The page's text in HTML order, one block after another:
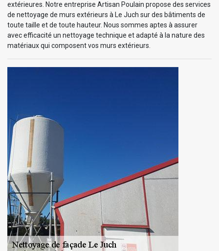
extérieures. Notre entreprise Artisan Poulain propose des services
de nettoyage de murs extérieurs à Le Juch sur des bâtiments de
toute taille et de toute hauteur. Nous sommes aptes à assurer
avec efficacité un nettoyage technique et adapté à la nature des
matériaux qui composent vos murs extérieurs.